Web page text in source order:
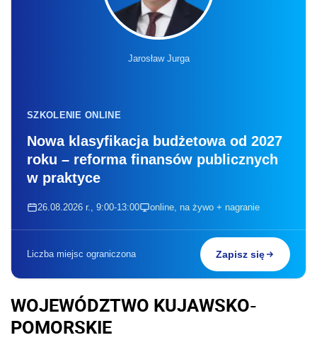
Jarosław Jurga
SZKOLENIE ONLINE
Nowa klasyfikacja budżetowa od 2027
roku – reforma finansów publicznych
w praktyce
26.08.2026 r., 9:00-13:00 online, na żywo + nagranie
Liczba miejsc ograniczona Zapisz się
WOJEWÓDZTWO KUJAWSKO-
POMORSKIE